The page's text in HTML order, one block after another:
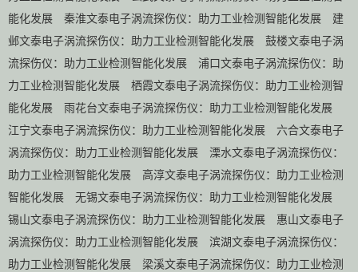
能化发展
秦淮文泰电子涡流探伤仪：助力工业检测智能化发展
建
邺文泰电子涡流探伤仪：助力工业检测智能化发展
鼓楼文泰电子涡
流探伤仪：助力工业检测智能化发展
浦口文泰电子涡流探伤仪：助
力工业检测智能化发展
栖霞文泰电子涡流探伤仪：助力工业检测智
能化发展
雨花台文泰电子涡流探伤仪：助力工业检测智能化发展
江宁文泰电子涡流探伤仪：助力工业检测智能化发展
六合文泰电子
涡流探伤仪：助力工业检测智能化发展
溧水文泰电子涡流探伤仪：
助力工业检测智能化发展
高淳文泰电子涡流探伤仪：助力工业检测
智能化发展
无锡文泰电子涡流探伤仪：助力工业检测智能化发展
锡山文泰电子涡流探伤仪：助力工业检测智能化发展
惠山文泰电子
涡流探伤仪：助力工业检测智能化发展
滨湖文泰电子涡流探伤仪：
助力工业检测智能化发展
梁溪文泰电子涡流探伤仪：助力工业检测